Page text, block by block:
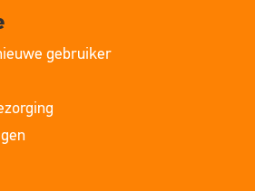
gebruiker